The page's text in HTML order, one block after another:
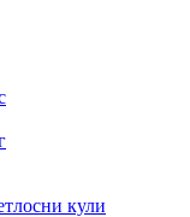
кули